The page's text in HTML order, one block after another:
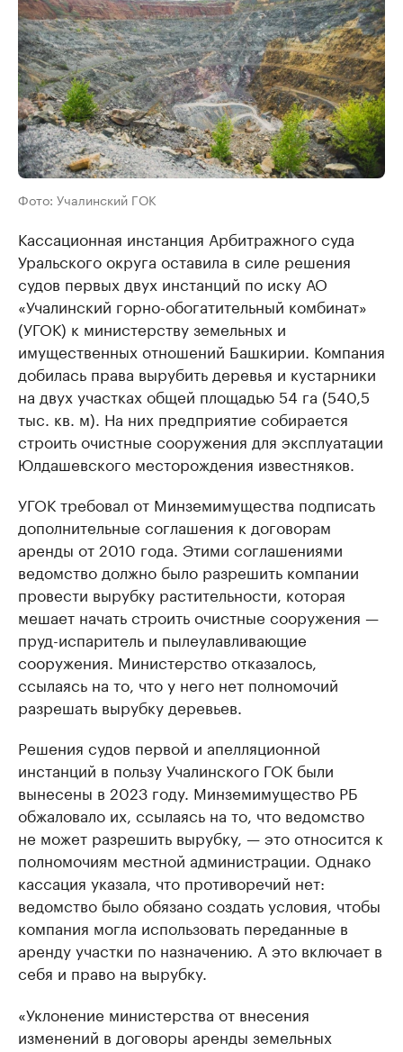
Фото: Учалинский ГОК
Кассационная инстанция Арбитражного суда
Уральского округа оставила в силе решения
судов первых двух инстанций по иску АО
«Учалинский горно-обогатительный комбинат»
(УГОК) к министерству земельных и
имущественных отношений Башкирии. Компания
добилась права вырубить деревья и кустарники
на двух участках общей площадью 54 га (540,5
тыс. кв. м). На них предприятие собирается
строить очистные сооружения для эксплуатации
Юлдашевского месторождения известняков.
УГОК требовал от Минземимущества подписать
дополнительные соглашения к договорам
аренды от 2010 года. Этими соглашениями
ведомство должно было разрешить компании
провести вырубку растительности, которая
мешает начать строить очистные сооружения —
пруд-испаритель и пылеулавливающие
сооружения. Министерство отказалось,
ссылаясь на то, что у него нет полномочий
разрешать вырубку деревьев.
Решения судов первой и апелляционной
инстанций в пользу Учалинского ГОК были
вынесены в 2023 году. Минземимущество РБ
обжаловало их, ссылаясь на то, что ведомство
не может разрешить вырубку, — это относится к
полномочиям местной администрации. Однако
кассация указала, что противоречий нет:
ведомство было обязано создать условия, чтобы
компания могла использовать переданные в
аренду участки по назначению. А это включает в
себя и право на вырубку.
«Уклонение министерства от внесения
изменений в договоры аренды земельных